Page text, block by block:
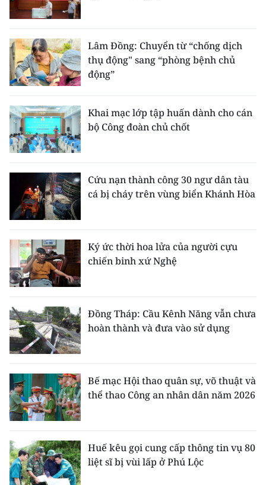
Lâm Đồng: Chuyển từ “chống dịch
thụ động" sang “phòng bệnh chủ
động”
Khai mạc lớp tập huấn dành cho cán
bộ Công đoàn chủ chốt
Cứu nạn thành công 30 ngư dân tàu
cá bị cháy trên vùng biển Khánh Hòa
Ký ức thời hoa lửa của người cựu
chiến binh xứ Nghệ
Đồng Tháp: Cầu Kênh Năng vẫn chưa
hoàn thành và đưa vào sử dụng
Bế mạc Hội thao quân sự, võ thuật và
thể thao Công an nhân dân năm 2026
Huế kêu gọi cung cấp thông tin vụ 80
liệt sĩ bị vùi lấp ở Phú Lộc